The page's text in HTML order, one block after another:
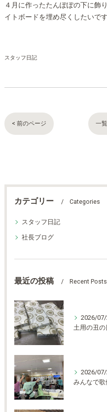
４月に作ったたんぽぽの下に飾
イトボードを埋め尽くしたいです
スタッフ日記
< 前のページ 一
カテゴリー Categories
スタッフ日記
社長ブログ
最近の投稿 Recent Posts
2026/
土用の丑の
2026/07/
みんなで歌